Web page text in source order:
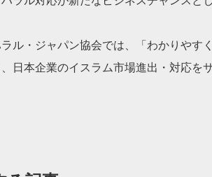
ル・ジャパン協会では、「わかりやす
日本企業のイスラム市場進出・対応を